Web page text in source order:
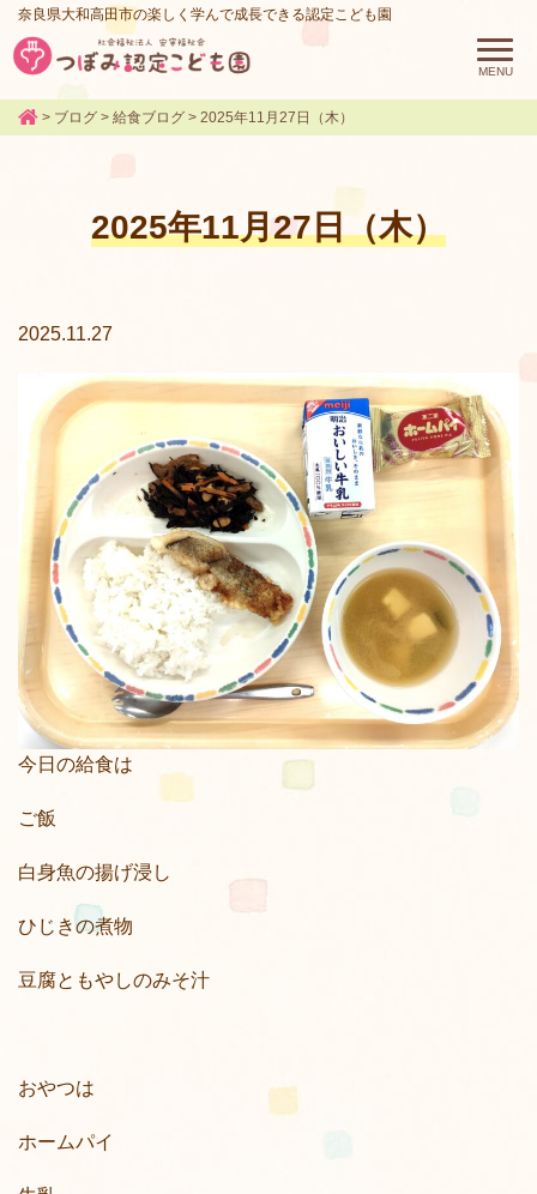
奈良県大和高田市の楽しく学んで成長できる認定こども園
> ブログ > 給食ブログ > 2025年11月27日（木）
2025年11月27日（木）
2025.11.27
今日の給食は
ご飯
白身魚の揚げ浸し
ひじきの煮物
豆腐ともやしのみそ汁
おやつは
ホームパイ